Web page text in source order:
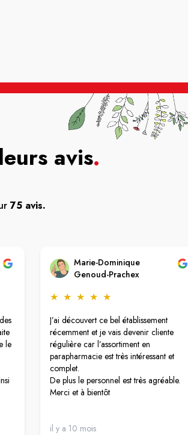
avis.
75 avis.
le
Marie-Dominique
Genoud-Prachex
★ ★ ★ ★ ★
J’ai découvert ce bel établissement
récemment et je vais devenir cliente
régulière car l’assortiment en
parapharmacie est très intéressant et
complet.
De plus le personnel est très agréable.
Merci et à bientôt
il y a 10 mois